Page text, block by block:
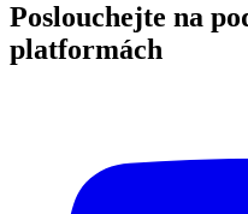
Poslouchejte na
platformách